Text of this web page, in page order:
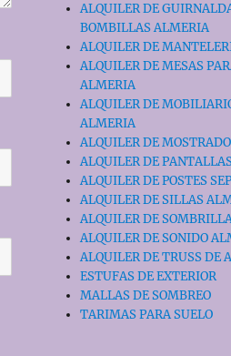
ALQUILER DE
BOMBILLAS ALMERIA
ALQUILER DE
ALQUILER DE MESAS
ALMERIA
ALQUILER DE
ALMERIA
ALQUILER DE
ALQUILER DE
ALQUILER DE POSTES
ALQUILER DE SILLAS
ALQUILER DE
ALQUILER DE SONIDO
ALQUILER DE TRUSS DE
ESTUFAS DE EXTERIOR
MALLAS DE SOMBREO
TARIMAS PARA SUELO